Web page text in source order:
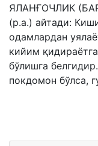
ЯЛАНҒОЧЛИК
(р.а.) айтади:
одамлардан
кийим
бўлишга
покдомон бўлса,